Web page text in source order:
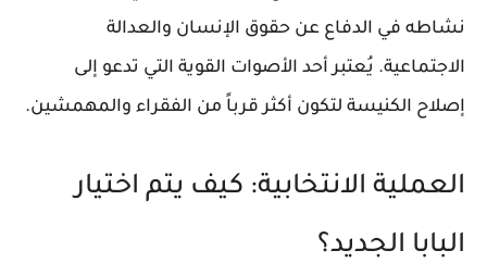
نشاطه في الدفاع عن حقوق الإنسان والعدالة
الاجتماعية. يُعتبر أحد الأصوات القوية التي تدعو إلى
إصلاح الكنيسة لتكون أكثر قرباً من الفقراء والمهمشين.
العملية الانتخابية: كيف يتم اختيار
البابا الجديد؟